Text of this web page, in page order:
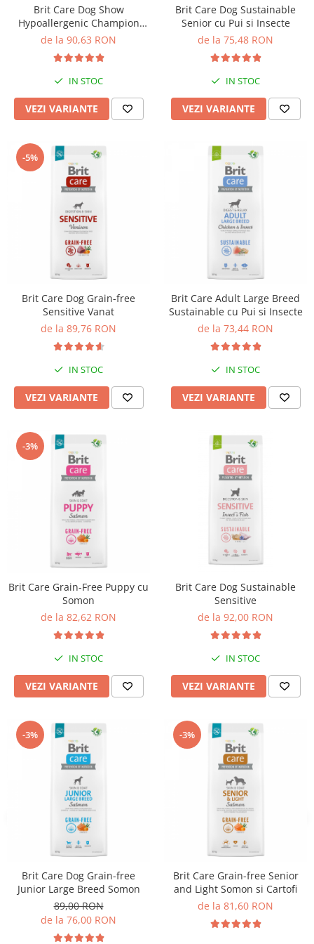
Solutii educative si antistres
Hrana Raw
Sisaluri si Ansambluri de Joaca
Pisici
Nisip, Silicat si Asternuturi pentru
Litiere si Accesorii
Jucarii Pisici
Castroane, Boluri si Accesorii
Antiparazitare
Solutii educative si antistres
Lese, zgarzi si hamuri
Diete Veterinare Pisici
Brit Care Dog Show
Hypoallergenic Champion
Somon si Hering
de la 90,63 RON
IN STOC
VEZI VARIANTE
Brit Care Dog Sustainable
Senior cu Pui si Insecte
de la 75,48 RON
IN STOC
VEZI VARIANTE
-5%
Brit Care Dog Grain-free
Sensitive Vanat
de la 89,76 RON
IN STOC
VEZI VARIANTE
Brit Care Adult Large Breed
Sustainable cu Pui si Insecte
de la 73,44 RON
IN STOC
VEZI VARIANTE
-3%
Brit Care Grain-Free Puppy cu
Somon
de la 82,62 RON
IN STOC
VEZI VARIANTE
Brit Care Dog Sustainable
Sensitive
de la 92,00 RON
IN STOC
VEZI VARIANTE
-3%
Brit Care Dog Grain-free
Junior Large Breed Somon
89,00 RON
de la 76,00 RON
-3%
Brit Care Grain-free Senior
and Light Somon si Cartofi
de la 81,60 RON